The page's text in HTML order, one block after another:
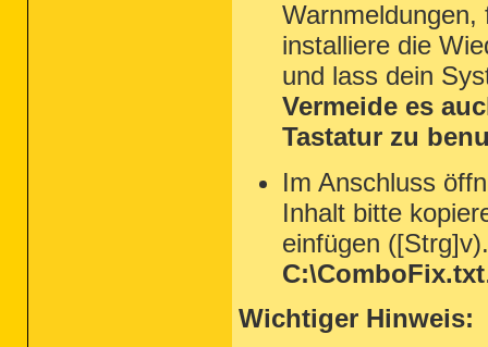
installiere die
und lass dein
Vermeide es
Tastatur zu
Im Anschluss
Inhalt bitte
einfügen
C:\ComboFix.txt
Wichtiger Hinweis: